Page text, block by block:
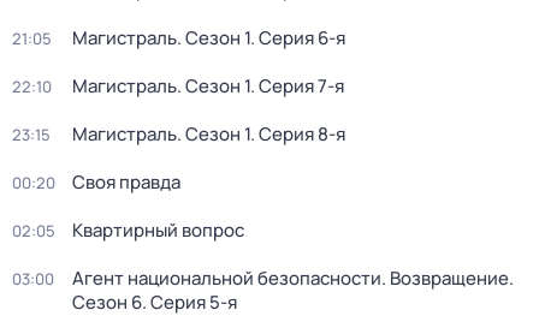
21:05 Магистраль. Сезон 1. Серия 6-я
22:10 Магистраль. Сезон 1. Серия 7-я
23:15 Магистраль. Сезон 1. Серия 8-я
00:20 Своя правда
02:05 Квартирный вопрос
03:00 Агент национальной безопасности. Возвращение.
Сезон 6. Серия 5-я